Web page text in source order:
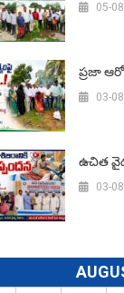
05-
ప్రజా
03-
ఉచిత
03-